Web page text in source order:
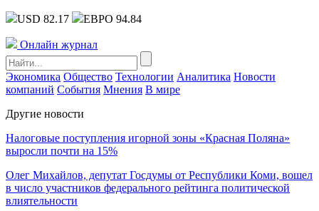
USD 82.17 ЕВРО 94.84
Онлайн журнал
Экономика Общество Технологии Аналитика Новости
компаний События Мнения В мире
Другие новости
Налоговые поступления игорной зоны «Красная Поляна»
выросли почти на 15%
Олег Михайлов, депутат Госдумы от Республики Коми, вошел
в число участников федерального рейтинга политической
влиятельности